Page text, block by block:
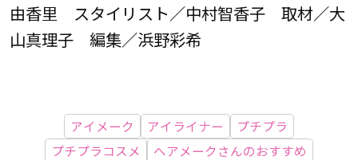
由香里 スタイリスト／中村智香子 取材／大
山真理子 編集／浜野彩希
アイメーク アイライナー
プチプラ
プチプラコスメ
ヘアメークさんのおすすめ